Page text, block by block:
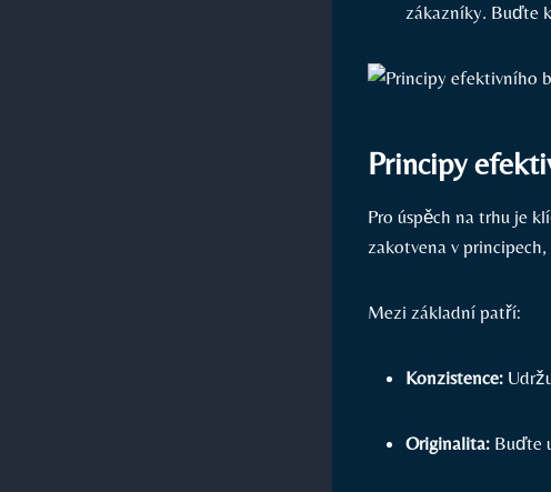
zákazníky. Buďte
Principy
Pro úspěch na trhu je
zakotvena v
Mezi základní patří:
Konzistence:
Originalita: Buďte